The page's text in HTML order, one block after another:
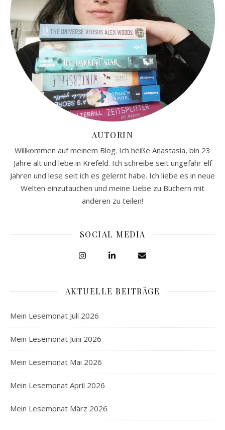
AUTORIN
Willkommen auf meinem Blog. Ich heiße Anastasia, bin 23
Jahre alt und lebe in Krefeld. Ich schreibe seit ungefähr elf
Jahren und lese seit ich es gelernt habe. Ich liebe es in neue
Welten einzutauchen und meine Liebe zu Büchern mit
anderen zu teilen!
SOCIAL MEDIA
AKTUELLE BEITRÄGE
Mein Lesemonat Juli 2026
Mein Lesemonat Juni 2026
Mein Lesemonat Mai 2026
Mein Lesemonat April 2026
Mein Lesemonat März 2026